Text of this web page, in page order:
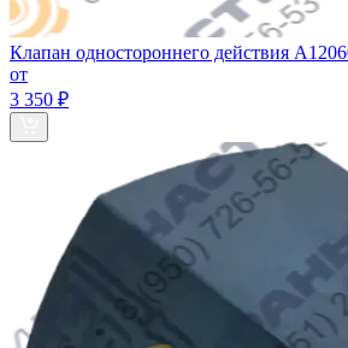
Клапан одностороннего действия
от
3 350 ₽